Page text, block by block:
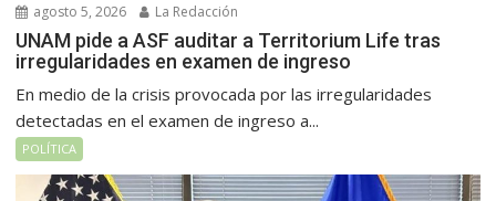
agosto 5, 2026 La Redacción
UNAM pide a ASF auditar a Territorium Life tras
irregularidades en examen de ingreso
En medio de la crisis provocada por las irregularidades
detectadas en el examen de ingreso a...
POLÍTICA